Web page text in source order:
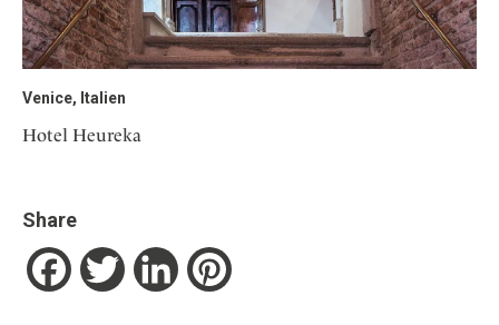
Venice, Italien
Hotel Heureka
Share
FacebookTwitter LinkedIn